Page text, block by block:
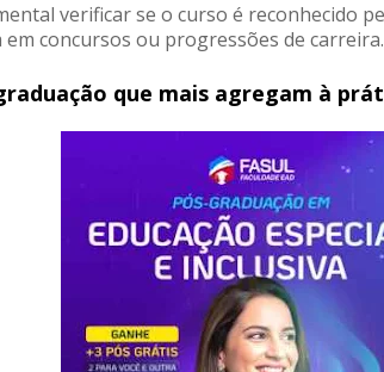
verificar se o curso é reconhecido
em concursos ou progressões de carreira.
que mais agregam à